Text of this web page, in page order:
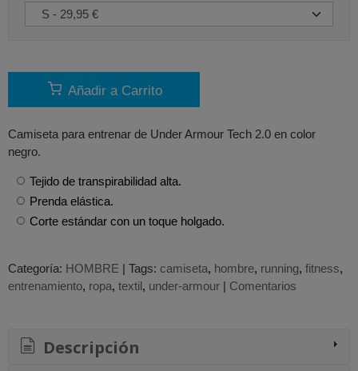
Añadir a Carrito
Camiseta para entrenar de Under Armour Tech 2.0 en color
negro.
Tejido de transpirabilidad alta.
Prenda elástica.
Corte estándar con un toque holgado.
Categoría: HOMBRE | Tags: camiseta hombre running fitness
entrenamiento ropa textil under-armour | Comentarios
Descripción